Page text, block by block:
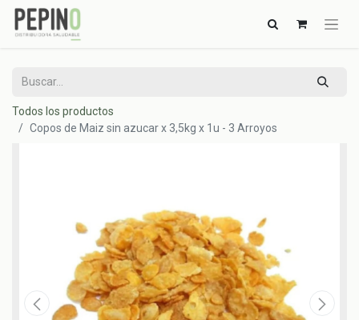
Todos los productos
Copos de Maiz sin azucar x 3,5kg x 1u - 3 Arroyos